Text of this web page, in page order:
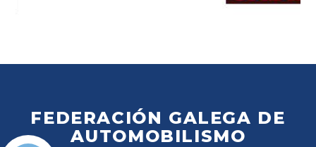
FEDERACIÓN GALEGA DE
AUTOMOBILISMO